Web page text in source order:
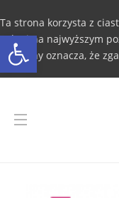
Otwórz pasek narzędzi
Ta strona korzysta z
usługi na najwyższym
ze strony oznacza, że